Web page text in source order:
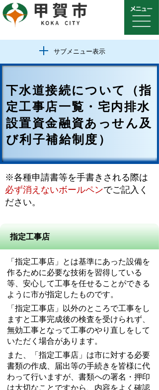
サブメニュー表示
下水道接続について（指
定工事店一覧・宅内排水
設置資金融資あっせん及
び利子補給制度）
※各種申請書等を手書きされる際は
必ず消えないボールペンでご記入く
ださい。
指定工事店
「指定工事店」とは基準にあった設備を
作るために必要な技術を習得している
等、安心して工事を任せることができる
ように市が指定したものです。
「指定工事店」以外のところで工事をし
ますと工事完成後の検査を受けられず、
無効工事となって工事のやり直しをして
いただく場合があります。
また、「指定工事店」は市に対する必要
書類の作成、届出等の手続きを皆様に代
わって行いますが、書類への署名・押印
は大切なことですから、内容をよく確認